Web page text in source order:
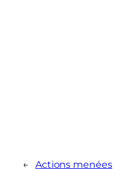
←
Actions menées